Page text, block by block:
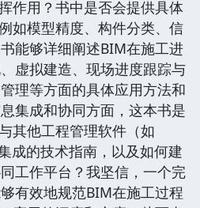
作用？书中是否会提供具体
如模型精度、构件分类、信
能够详细阐述BIM在施工进
虚拟建造、现场进度跟踪与
理等方面的具体应用方法和
集成和协同方面，这本书是
其他工程管理软件（如
成的技术指南，以及如何建
工作平台？我坚信，一个完
有效地规范BIM在施工过程